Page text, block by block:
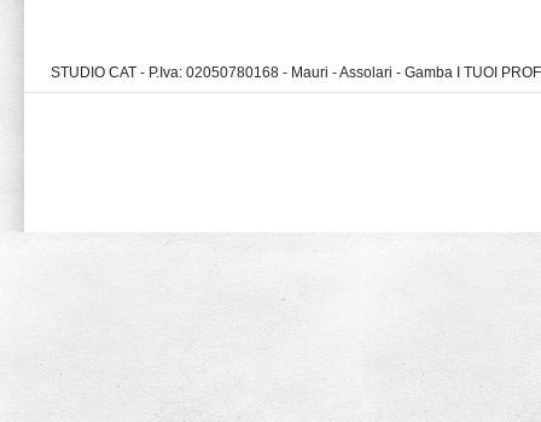
STUDIO CAT - P.Iva: 02050780168 - Mauri - Assolari - Gamba I TUOI